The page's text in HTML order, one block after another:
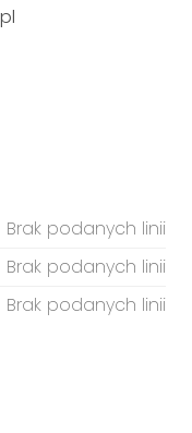
Brak podanych linii
Brak podanych linii
Brak podanych linii